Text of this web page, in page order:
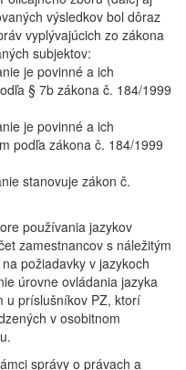
výsledkov bol dôraz
vyplývajúcich zo zákona
subjektov:
je povinné a ich
§ 7b zákona č. 184/1999
je povinné a ich
podľa zákona č. 184/1999
stanovuje zákon č.
používania jazykov
zamestnancov s náležitým
požiadavky v jazykoch
úrovne ovládania jazyka
u príslušníkov PZ, ktorí
v osobitnom
správy o právach a